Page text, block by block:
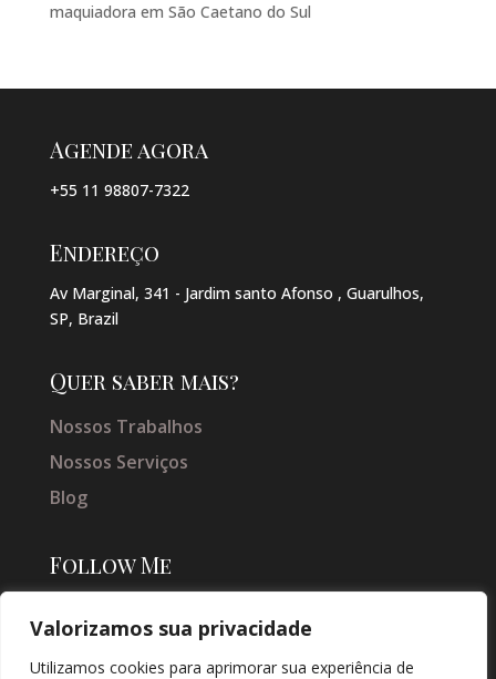
Valorizamos sua privacidade
Utilizamos cookies para aprimorar sua experiência de
maquiadora em São Caetano do Sul
Agende agora
+55 11 98807-7322
Endereço
Av Marginal, 341 - Jardim santo Afonso , Guarulhos,
SP, Brazil
Quer saber mais?
Nossos Trabalhos
Nossos Serviços
Blog
Follow Me